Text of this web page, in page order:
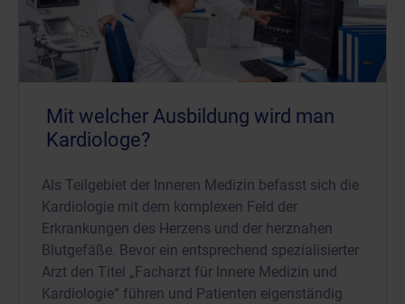
Mit welcher Ausbildung wird man
Kardiologe?
Als Teilgebiet der Inneren Medizin befasst sich die
Kardiologie mit dem komplexen Feld der
Erkrankungen des Herzens und der herznahen
Blutgefäße. Bevor ein entsprechend spezialisierter
Arzt den Titel „Facharzt für Innere Medizin und
Kardiologie“ führen und Patienten eigenständig